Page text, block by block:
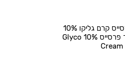
Precise פרסייס קרם גליקו 10%
לחידוש העור פרסייס Glyco 10%
Cream